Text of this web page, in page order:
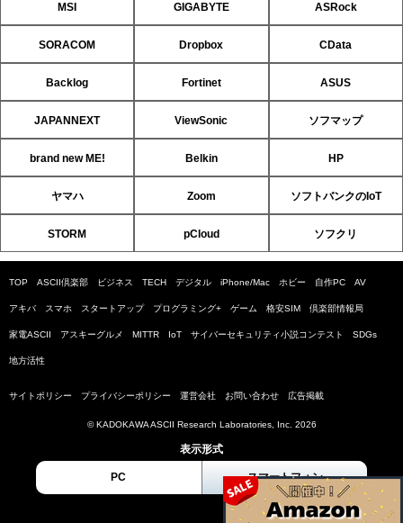
MSI GIGABYTE ASRock
SORACOM Dropbox CData
Backlog Fortinet ASUS
JAPANNEXT ViewSonic ソフマップ
brand new ME! Belkin HP
ヤマハ Zoom ソフトバンクのIoT
STORM pCloud ソフクリ
TOP ASCII倶楽部 ビジネス TECH デジタル iPhone/Mac ホビー 自作PC AV
アキバ スマホ スタートアップ プログラミング+ ゲーム 格安SIM 倶楽部情報局
家電ASCII アスキーグルメ MITTR IoT サイバーセキュリティ小説コンテスト SDGs
地方活性
サイトポリシー プライバシーポリシー 運営会社 お問い合わせ 広告掲載
© KADOKAWA ASCII Research Laboratories, Inc. 2026
表示形式
PC スマートフォン